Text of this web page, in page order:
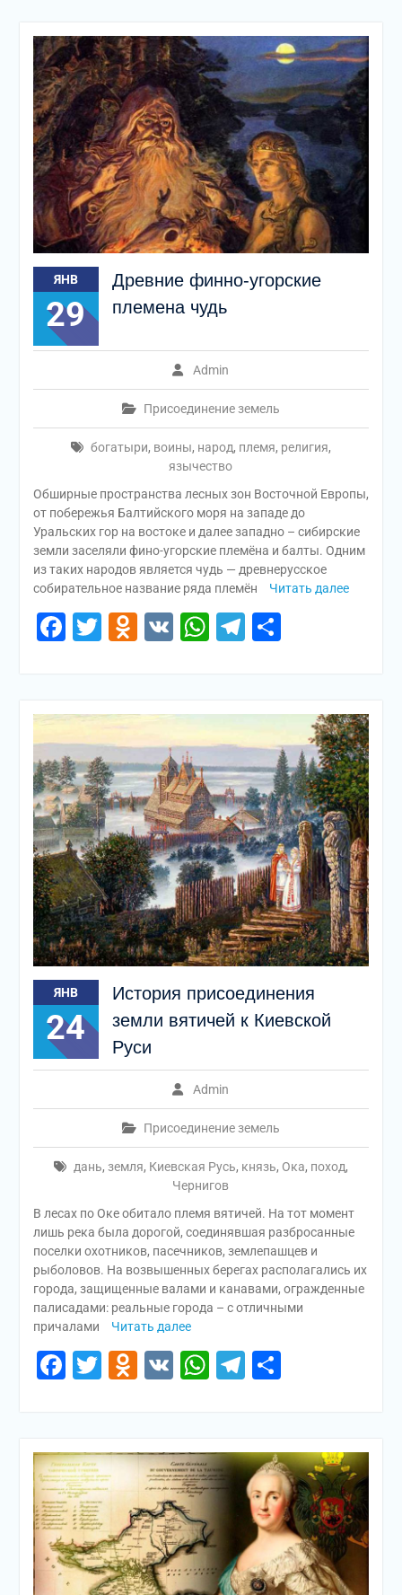
ЯНВ
29
Древние финно-угорские
племена чудь
Admin
Присоединение земель
богатыри, воины, народ, племя, религия,
язычество
Обширные пространства лесных зон Восточной Европы,
от побережья Балтийского моря на западе до
Уральских гор на востоке и далее западно – сибирские
земли заселяли фино-угорские племёна и балты. Одним
из таких народов является чудь — древнерусское
собирательное название ряда племён
Читать далее
Facebook
Twitter
Odnoklassniki
VKWhatsApp
Telegram
ЯНВ
24
История присоединения
земли вятичей к Киевской
Руси
Admin
Присоединение земель
дань, земля, Киевская Русь, князь, Ока, поход,
Чернигов
В лесах по Оке обитало племя вятичей. На тот момент
лишь река была дорогой, соединявшая разбросанные
поселки охотников, пасечников, землепашцев и
рыболовов. На возвышенных берегах располагались их
города, защищенные валами и канавами, огражденные
палисадами: реальные города – с отличными
причалами
Читать далее
Facebook
Twitter
Odnoklassniki
VKWhatsApp
Telegram